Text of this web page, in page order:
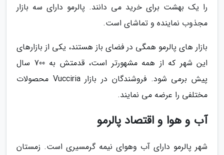
را یک بهشت برای خرید می دانند. پالرمو دارای سه بازار
مجذوب نماینده و تماشای است.
بازار های پالرمو همگی در فضای باز هستند، یکی از بازارهای
این شهر که از همه مشهورتر است، قدمتش به 700 سال
پیش برمی شود. فروشندگان در بازار Vucciria محصولات
مختلفی را عرضه می نمایند.
آب و هوا و اقتصاد پالرمو
شهر پالرمو دارای آب وهوای نیمه گرمسیری است. زمستان